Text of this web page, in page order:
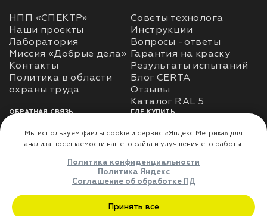
НПП «СПЕКТР»
Наши проекты
Лаборатория
Миссия «Добрые дела»
Контакты
Политика в области
Советы технолога
Инструкции
Вопросы -ответы
Гарантия на краску
Результаты испытаний
Блог CERTA
Отзывы
Каталог RAL 5
ОБРАТНАЯ СВЯЗЬ
Использование
использования личных
Оферта
ГДЕ КУПИТЬ
Доставка
Где купить
ДЛЯ ПАРТНЁРОВ